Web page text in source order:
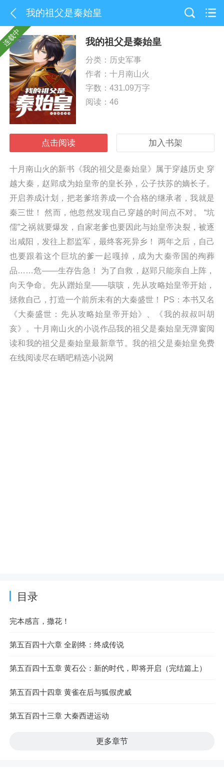
我的祖父是秦始皇
连载中 我的祖父是秦始皇
分类：历史军事
作者： 十月南山火
字数：431.09万字
阅读：46
点击阅读 加入书架
十月南山火的新书《我的祖父是秦始皇》属于穿越历史 穿
越大秦，赵郢成为始皇帝的皇长孙，公子扶苏的嫡长子。
开启养成计划，把老爹培养成一个合格的继承者，我就是
秦三世！ 然而，他忽然发现自己穿越的时间点不对。 “坑
儒”之祸就要爆发，自家老爹也要因此与始皇帝决裂，被逐
出咸阳，发往上郡监军，最终客死异乡！ 两年之后，自己
也要跟着这个巨坑的爹一起嘎掉，成为大秦帝国的殉葬
品……危——生存告急！ 为了自救，赵郢只能亲自上阵，
向天争命。先从蹭始皇——咳咳，先从攻略始皇帝开始，
拯救自己，打造一个前所未有的大秦盛世！ PS：本书又名
《大秦盛世：先从攻略始皇帝开始》、《我的叔叔叫胡
亥》。十月南山火的小说作品我的祖父是秦始皇无弹窗阅
读和我的祖父是秦始皇最新章节。我的祖父是秦始皇免费
在线阅读尽在晒吧精选小说网
目录
完本感言，撒花！
第五百四十六章 全剧终：终成传说
第五百四十五章 黄石公：新的时代，即将开启（完结篇上）
第五百四十四章 黄雀在后与狐假虎威
第五百四十三章 大秦西进运动
更多章节